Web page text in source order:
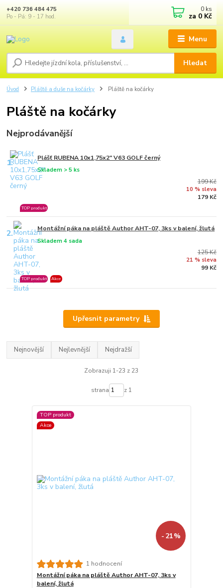
Menu
Hledat
+420 736 484 475
Po - Pá: 9 - 17 hod.
0 ks
za 0 Kč
Úvod Pláště a duše na kočárky Pláště na kočárky
Pláště na kočárky
Nejprodávanější
1. Plášť RUBENA 10x1,75x2" V63 GOLF černý
Skladem > 5 ks
TOP produkt
199 Kč
10 % sleva
179 Kč
2. Montážní páka na pláště Author AHT-07, 3ks v balení, žlutá
Skladem 4 sada
TOP produkt Akce
125 Kč
21 % sleva
99 Kč
Upřesnit parametry
Nejnovější Nejlevnější Nejdražší
Zobrazuji 1-23 z 23
strana z 1
TOP produkt
Akce
- 21 %
1 hodnocení
Montážní páka na pláště Author AHT-07, 3ks v
balení, žlutá